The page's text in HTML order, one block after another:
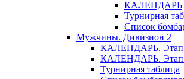
КАЛЕНДАРЬ
Турнирная
Список
Мужчины. Дивизион 2
КАЛЕНДАРЬ.
КАЛЕНДАРЬ.
Турнирная таблица